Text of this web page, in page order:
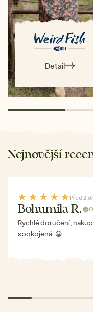
Detail
Nejnovější
Před 2
Bohumila R.
Rychlé doručení,
spokojená. 😀